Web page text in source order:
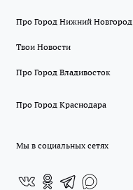
Про Город Нижний Новгород
Твои Новости
Про Город Владивосток
Про Город Краснодара
Мы в социальных сетях